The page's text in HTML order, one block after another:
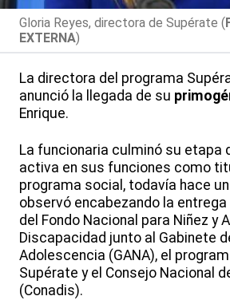
Gloria Reyes, directora de Supérate (
EXTERNA)
La directora del programa
anunció la llegada de su
Enrique.
La funcionaria culminó su etapa
activa en sus funciones como
programa social, todavía hace
observó encabezando la
del Fondo Nacional para Niñez y
Discapacidad junto al Gabinete
Adolescencia (GANA), el
Supérate y el Consejo Nacional
(Conadis).